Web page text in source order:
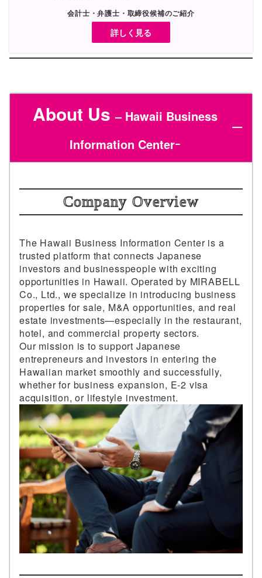
会計士・弁護士・取締役候補のご紹介
詳しく見る
About Us – Hawaii Business
Information Center-
Company Overview
The Hawaii Business Information Center is a
trusted platform that connects Japanese
investors and businesspeople with exciting
opportunities in Hawaii. Operated by MIRABELL
Co., Ltd., we specialize in introducing business
properties for sale, M&A opportunities, and real
estate investments—especially in the restaurant,
hotel, and commercial property sectors.
Our mission is to support Japanese
entrepreneurs and investors in entering the
Hawaiian market smoothly and successfully,
whether for business expansion, E-2 visa
acquisition, or lifestyle investment.